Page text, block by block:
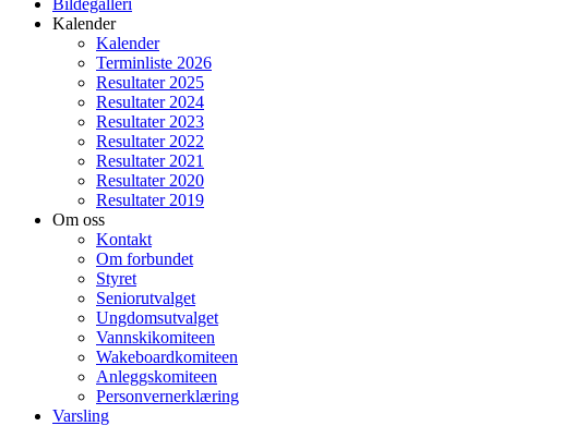
Bildegalleri
Kalender
Kalender
Terminliste 2026
Resultater 2025
Resultater 2024
Resultater 2023
Resultater 2022
Resultater 2021
Resultater 2020
Resultater 2019
Om oss
Kontakt
Om forbundet
Styret
Seniorutvalget
Ungdomsutvalget
Vannskikomiteen
Wakeboardkomiteen
Anleggskomiteen
Personvernerklæring
Varsling